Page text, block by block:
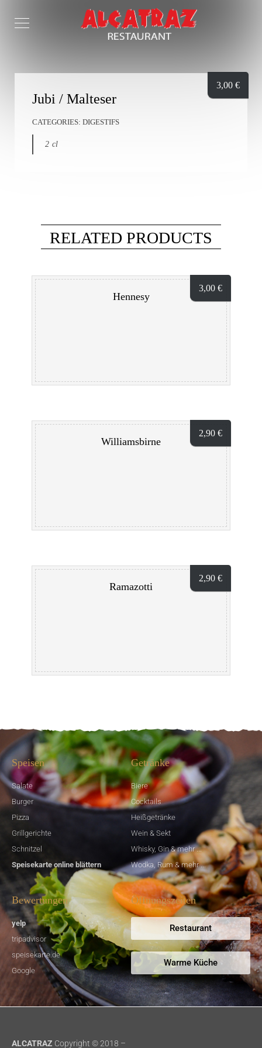
Jubi / Malteser
CATEGORIES: DIGESTIFS
2 cl
3,00 €
RELATED PRODUCTS
3,00 €
Hennesy
2,90 €
Williamsbirne
2,90 €
Ramazotti
Speisen
Salate
Burger
Pizza
Grillgerichte
Schnitzel
Speisekarte online blättern
Getränke
Biere
Cocktails
Heißgetränke
Wein & Sekt
Whisky, Gin & mehr ...
Wodka, Rum & mehr ...
Bewertungen
yelp
tripadvisor
speisekarte.de
Google
Öffnungszeiten
Restaurant
Warme Küche
ALCATRAZ Copyright © 2018 –